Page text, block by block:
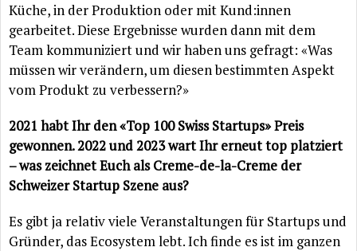
Küche, in der Produktion oder mit Kund:innen
gearbeitet. Diese Ergebnisse wurden dann mit dem
Team kommuniziert und wir haben uns gefragt: «Was
müssen wir verändern, um diesen bestimmten Aspekt
vom Produkt zu verbessern?»
2021 habt Ihr den «Top 100 Swiss Startups» Preis
gewonnen. 2022 und 2023 wart Ihr erneut top platziert
– was zeichnet Euch als Creme-de-la-Creme der
Schweizer Startup Szene aus?
Es gibt ja relativ viele Veranstaltungen für Startups und
Gründer, das Ecosystem lebt. Ich finde es ist im ganzen